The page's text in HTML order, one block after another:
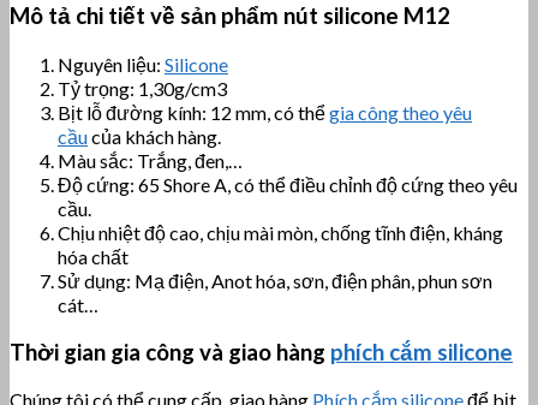
Mô tả chi tiết về sản phẩm nút silicone M12
Nguyên liệu: Silicone
Tỷ trọng: 1,30g/cm3
Bịt lỗ đường kính: 12 mm, có thểgia công theo yêu
cầucủa khách hàng.
Màu sắc: Trắng, đen,…
Độ cứng: 65 Shore A, có thể điều chỉnh độ cứng theo yêu
cầu.
Chịu nhiệt độ cao, chịu mài mòn, chống tĩnh điện, kháng
hóa chất
Sử dụng: Mạ điện, Anot hóa, sơn, điện phân, phun sơn
cát…
Thời gian gia công và giao hàng phích cắm silicone
Chúng tôi có thể cung cấp, giao hàng Phích cắm siliconeđể bịt